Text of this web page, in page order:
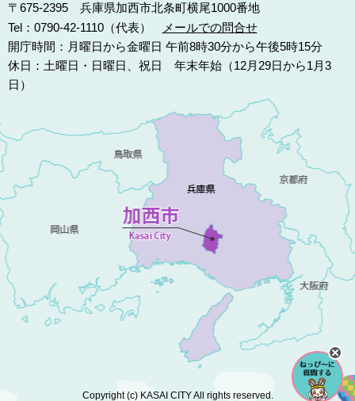
〒675-2395 兵庫県加西市北条町横尾1000番地
Tel：0790-42-1110（代表）
メールでの問合せ
開庁時間：月曜日から金曜日 午前8時30分から午後5時15分
休日：土曜日・日曜日、祝日 年末年始（12月29日から1月3
日）
Copyright (c) KASAI CITY All rights reserved.